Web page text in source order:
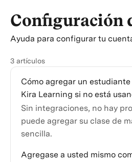
Configuración
Ayuda para configurar tu
3 artículos
Cómo agregar un
Kira Learning si no está
Sin integraciones, no hay
puede agregar su clase de
sencilla.
Agregase a usted mismo